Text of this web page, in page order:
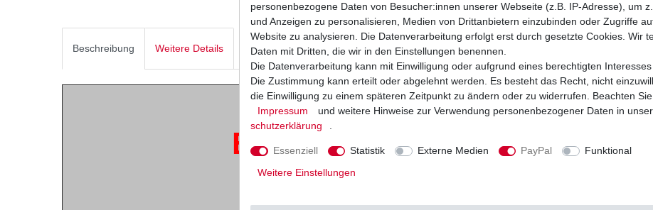
Beschreibung Weitere Details
Neues
Ersatzteil
Honda CBR 1000 F
personenbezogene Daten von Besucher:innen unserer Webseite (z.B. IP-Adresse), um
und Anzeigen zu personalisieren, Medien von Drittanbietern einzubinden oder Zugriffe
Website zu analysieren. Die Datenverarbeitung erfolgt erst durch gesetzte Cookies. Wir
Daten mit Dritten, die wir in den Einstellungen benennen.
Die Datenverarbeitung kann mit Einwilligung oder aufgrund eines berechtigten Interesses
Die Zustimmung kann erteilt oder abgelehnt werden. Es besteht das Recht, nicht
die Einwilligung zu einem späteren Zeitpunkt zu ändern oder zu widerrufen. Beachten
Impressum
und weitere Hinweise zur Verwendung personenbezogener Daten in
schutz­erklärung
Essenziell Statistik Externe Medien PayPal
Funktional
Weitere Einstellungen